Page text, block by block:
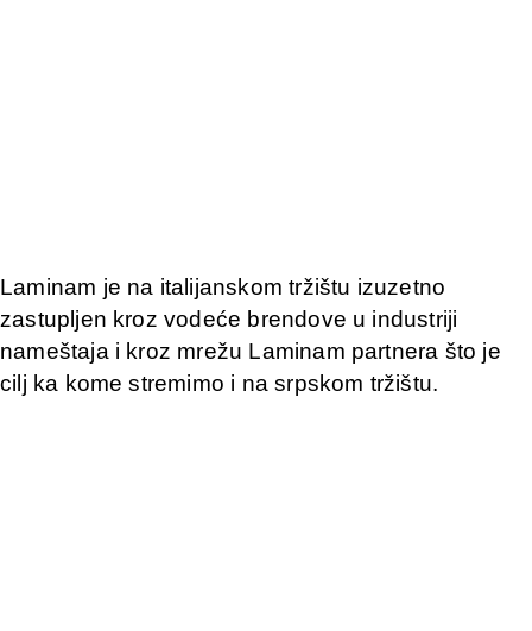
Laminam je na italijanskom tržištu izuzetno
zastupljen kroz vodeće brendove u industriji
nameštaja i kroz mrežu Laminam partnera što je
cilj ka kome stremimo i na srpskom tržištu.